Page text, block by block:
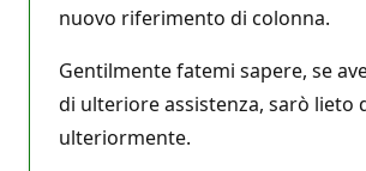
nuovo riferimento di colonna.
Gentilmente fatemi sapere, se
di ulteriore assistenza, sarò lieto
ulteriormente.